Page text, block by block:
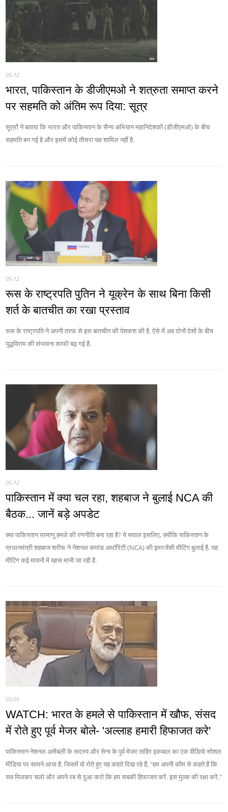
05-12
भारत, पाकिस्तान के डीजीएमओ ने शत्रुता समाप्त करने
पर सहमति को अंतिम रूप दिया: सूत्र
सूत्रों ने बताया कि भारत और पाकिस्तान के सैन्य अभियान महानिदेशकों (डीजीएमओ) के बीच
सहमति बन गई है और इसमें कोई तीसरा पक्ष शामिल नहीं है.
05-12
रूस के राष्ट्रपति पुतिन ने यूक्रेन के साथ बिना किसी
शर्त के बातचीत का रखा प्रस्ताव
रूस के राष्ट्रपति ने अपनी तरफ से इस बातचीत की पेशकश की है. ऐसे में अब दोनों देशों के बीच
युद्धविराम की संभावना काफी बढ़ गई है.
05-12
पाकिस्‍तान में क्‍या चल रहा, शहबाज ने बुलाई NCA की
बैठक... जानें बड़े अपडेट
क्‍या पाकिस्‍तान परमाणु हमले की रणनीति बना रहा है? ये सवाल इसलिए, क्‍योंकि पाकिस्तान के
प्रधानमंत्री शहबाज शरीफ ने नेशनल कमांड अथॉरिटी (NCA) की इमरजेंसी मीटिंग बुलाई है. यह
मीटिंग कई मायनों में खास मानी जा रही है.
05-09
WATCH: भारत के हमले से पाकिस्तान में खौफ, संसद
में रोते हुए पूर्व मेजर बोले- 'अल्लाह हमारी हिफाजत करे'
पाकिस्तान नेशनल असेंबली के सदस्य और सेना के पूर्व मेजर ताहिर इकबाल का एक वीडियो सोशल
मीडिया पर सामने आया है. जिसमें वो रोते हुए यह कहते दिख रहे हैं, "हम अपनी कौम से कहते हैं कि
सब मिलकर चलो और अपने रब से दुआ करो कि हम सबकी हिफाजत करें. इस मुल्क की रक्षा करें."